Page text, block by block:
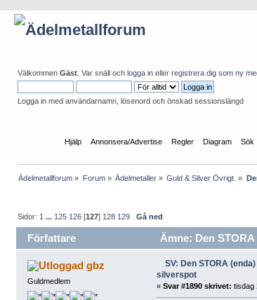
Välkommen Gäst . Var snäll och logga in eller registrera dig som ny
Logga in med användarnamn, lösenord och önskad sessionslängd
Hjälp Annonsera/Advertise Regler Diagram Sök
Ädelmetallforum » Forum» Ädelmetaller» Guld & Silver Övrigt. »
Sidor: 1 ... 125 126 [127] 128 129 Gå ned
Författare Ämne: Den
gbz
Guldmedlem
SV: Den STORA
silverspot
« Svar #1890 skrivet: tisdag